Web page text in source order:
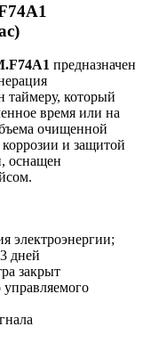
предназначен
таймеру, который
время или на
очищенной
и защитой
оснащен
электроэнергии;
дней
закрыт